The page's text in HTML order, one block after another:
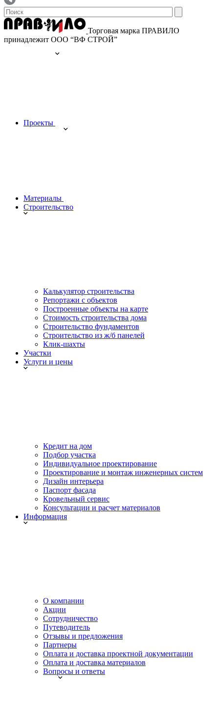
Торговая марка ПРАВИЛО
принадлежит ООО “ВФ СТРОЙ”
Проекты
Материалы
Строительство
Калькулятор строительства
Репортажи с объектов
Построенные объекты на карте
Стоимость строительства дома
Строительство фундаментов
Строительство из ж/б панелей
Клик-шахты
Участки
Услуги и цены
Кредит на дом
Подбор участка
Индивидуальное проектирование
Проектирование и монтаж инженерных систем
Дизайн интерьера
Паспорт фасада
Кровельный сервис
Консультации и расчет материалов
Информация
О компании
Акции
Сотрудничество
Путеводитель
Отзывы и предложения
Партнеры
Оплата и доставка проектной документации
Оплата и доставка материалов
Вопросы и ответы